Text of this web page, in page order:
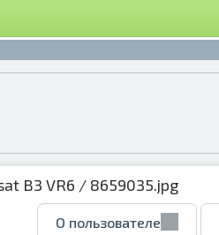
B3 VR6 / 8659035.jpg
О пользователе